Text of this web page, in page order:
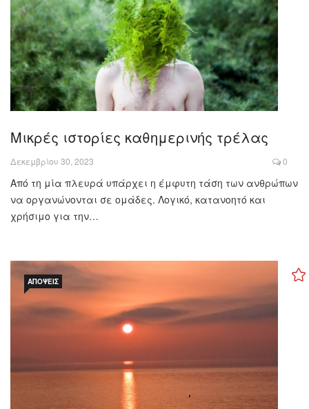
Μικρές ιστορίες καθημερινής τρέλας
Δεκεμβρίου 30, 2023 0
Από τη μία πλευρά υπάρχει η έμφυτη τάση των ανθρώπων
να οργανώνονται σε ομάδες. Λογικό, κατανοητό και
χρήσιμο για την…
ΑΠΌΨΕΙΣ